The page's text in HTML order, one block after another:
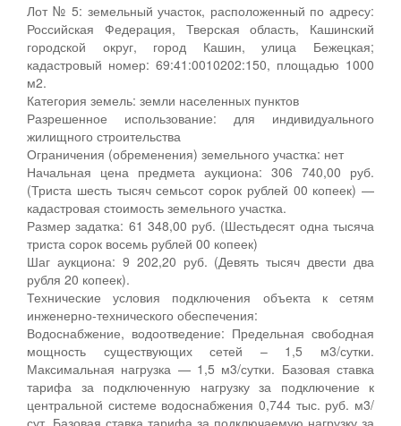
Лот № 5: земельный участок, расположенный по адресу:
Российская Федерация, Тверская область, Кашинский
городской округ, город Кашин, улица Бежецкая;
кадастровый номер: 69:41:0010202:150, площадью 1000
м2.
Категория земель: земли населенных пунктов
Разрешенное использование: для индивидуального
жилищного строительства
Ограничения (обременения) земельного участка: нет
Начальная цена предмета аукциона: 306 740,00 руб.
(Триста шесть тысяч семьсот сорок рублей 00 копеек) —
кадастровая стоимость земельного участка.
Размер задатка: 61 348,00 руб. (Шестьдесят одна тысяча
триста сорок восемь рублей 00 копеек)
Шаг аукциона: 9 202,20 руб. (Девять тысяч двести два
рубля 20 копеек).
Технические условия подключения объекта к сетям
инженерно-технического обеспечения:
Водоснабжение, водоотведение: Предельная свободная
мощность существующих сетей – 1,5 м3/сутки.
Максимальная нагрузка — 1,5 м3/сутки. Базовая ставка
тарифа за подключенную нагрузку за подключение к
центральной системе водоснабжения 0,744 тыс. руб. м3/
сут. Базовая ставка тарифа за подключаемую нагрузку за